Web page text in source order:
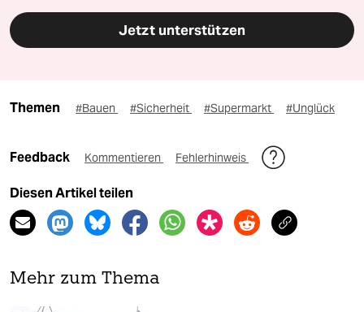
Jetzt unterstützen
Themen #Bauen #Sicherheit #Supermarkt #Unglück
Feedback Kommentieren Fehlerhinweis
Diesen Artikel teilen
Mehr zum Thema